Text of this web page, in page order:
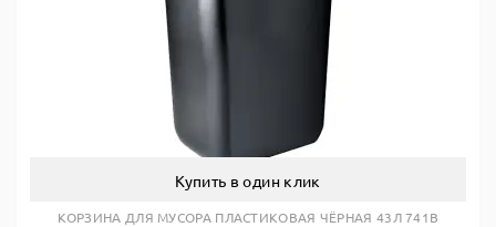
Купить в один клик
КОРЗИНА ДЛЯ МУСОРА ПЛАСТИКОВАЯ ЧЁРНАЯ 43Л 741B